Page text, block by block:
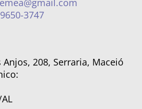
3747
Anjos, 208, Serraria, Maceió